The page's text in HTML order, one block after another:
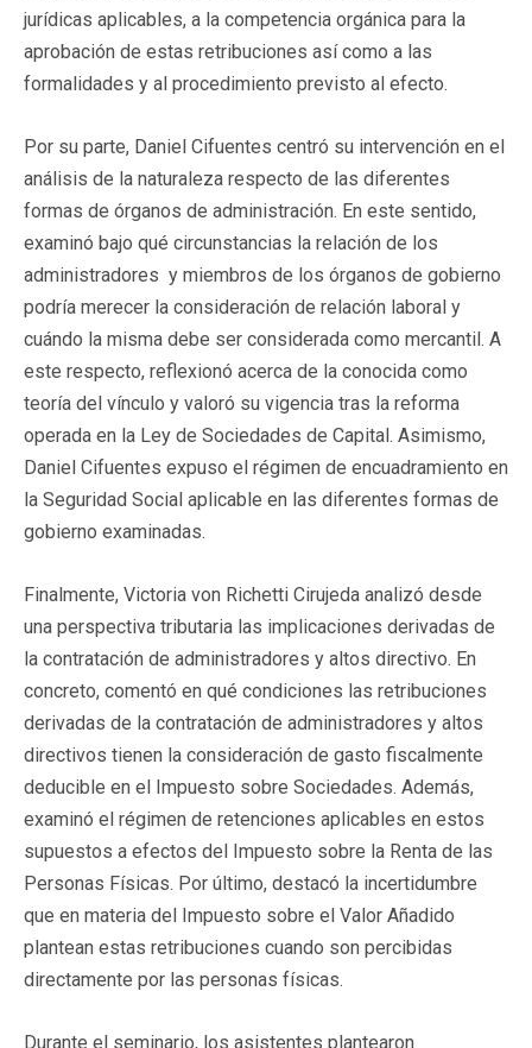
jurídicas aplicables, a la competencia orgánica para la
aprobación de estas retribuciones así como a las
formalidades y al procedimiento previsto al efecto.
Por su parte, Daniel Cifuentes centró su intervención en el
análisis de la naturaleza respecto de las diferentes
formas de órganos de administración. En este sentido,
examinó bajo qué circunstancias la relación de los
administradores y miembros de los órganos de gobierno
podría merecer la consideración de relación laboral y
cuándo la misma debe ser considerada como mercantil. A
este respecto, reflexionó acerca de la conocida como
teoría del vínculo y valoró su vigencia tras la reforma
operada en la Ley de Sociedades de Capital. Asimismo,
Daniel Cifuentes expuso el régimen de encuadramiento en
la Seguridad Social aplicable en las diferentes formas de
gobierno examinadas.
Finalmente, Victoria von Richetti Cirujeda analizó desde
una perspectiva tributaria las implicaciones derivadas de
la contratación de administradores y altos directivo. En
concreto, comentó en qué condiciones las retribuciones
derivadas de la contratación de administradores y altos
directivos tienen la consideración de gasto fiscalmente
deducible en el Impuesto sobre Sociedades. Además,
examinó el régimen de retenciones aplicables en estos
supuestos a efectos del Impuesto sobre la Renta de las
Personas Físicas. Por último, destacó la incertidumbre
que en materia del Impuesto sobre el Valor Añadido
plantean estas retribuciones cuando son percibidas
directamente por las personas físicas.
Durante el seminario, los asistentes plantearon